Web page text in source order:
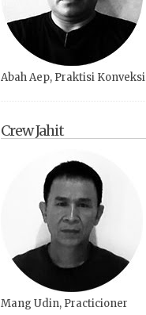
Abah Aep, Praktisi Konveksi
Crew Jahit
Mang Udin, Practicioner